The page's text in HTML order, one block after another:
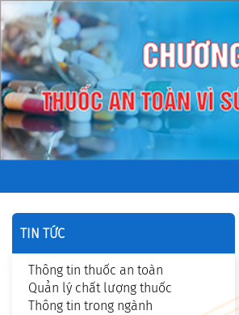
TIN TỨC
Thông tin thuốc an toàn
Quản lý chất lượng thuốc
Thông tin trong ngành